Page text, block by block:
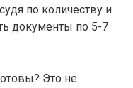
по количеству и
документы по 5-7
Это не